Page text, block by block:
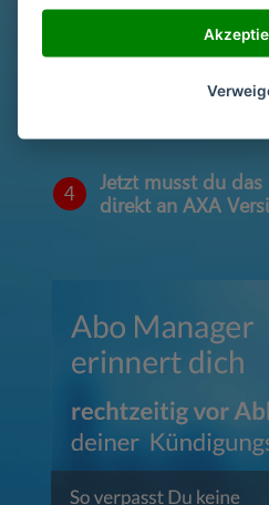
Namen oder lade
4
Jetzt musst du
direkt an AXA